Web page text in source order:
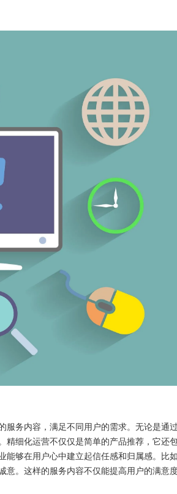
务内容，满足不同用户的需求。无论是通
细化运营不仅仅是简单的产品推荐，它还
够在用户心中建立起信任感和归属感。比
意。这样的服务内容不仅能提高用户的满意